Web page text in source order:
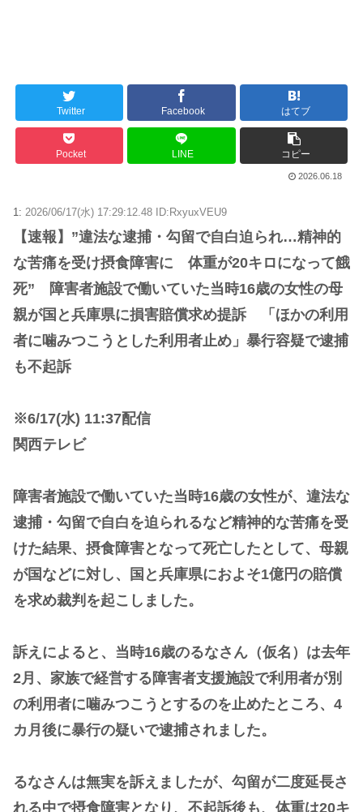
Twitter Facebook はてブ
Pocket LINE コピー
2026.06.18
1: 2026/06/17(水) 17:29:12.48 ID:RxyuxVEU9
【速報】”違法な逮捕・勾留で自白迫られ…精神的
な苦痛を受け摂食障害に 体重が20キロになって餓
死” 障害者施設で働いていた当時16歳の女性の母
親が国と兵庫県に損害賠償求め提訴 「ほかの利用
者に噛みつこうとした利用者止め」暴行容疑で逮捕
も不起訴
※6/17(水) 11:37配信
関西テレビ
障害者施設で働いていた当時16歳の女性が、違法な
逮捕・勾留で自白を迫られるなど精神的な苦痛を受
けた結果、摂食障害となって死亡したとして、母親
が国などに対し、国と兵庫県におよそ1億円の賠償
を求め裁判を起こしました。
訴えによると、当時16歳のるなさん（仮名）は去年
2月、家族で経営する障害者支援施設で利用者が別
の利用者に噛みつこうとするのを止めたところ、4
カ月後に暴行の疑いで逮捕されました。
るなさんは無実を訴えましたが、勾留が二度延長さ
れる中で摂食障害となり、不起訴後も、体重は20キ